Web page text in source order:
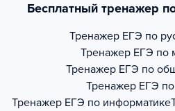
Бесплатный тренажер
Тренажер ЕГЭ по
Тренажер ЕГЭ по
Тренажер ЕГЭ по
Тренажер ЕГЭ
Тренажер ЕГЭ по информатике